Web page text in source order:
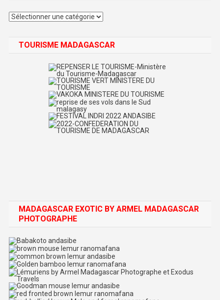
Catégories
TOURISME MADAGASCAR
MADAGASCAR EXOTIC BY ARMEL MADAGASCAR
PHOTOGRAPHE